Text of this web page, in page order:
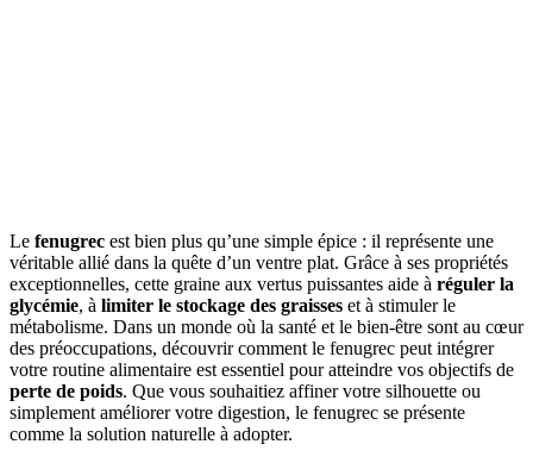
Le fenugrec est bien plus qu’une simple épice : il représente une
véritable allié dans la quête d’un ventre plat. Grâce à ses propriétés
exceptionnelles, cette graine aux vertus puissantes aide à réguler la
glycémie, à limiter le stockage des graisses et à stimuler le
métabolisme. Dans un monde où la santé et le bien-être sont au cœur
des préoccupations, découvrir comment le fenugrec peut intégrer
votre routine alimentaire est essentiel pour atteindre vos objectifs de
perte de poids. Que vous souhaitiez affiner votre silhouette ou
simplement améliorer votre digestion, le fenugrec se présente
comme la solution naturelle à adopter.